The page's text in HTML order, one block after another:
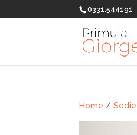
0331.544191
Home /